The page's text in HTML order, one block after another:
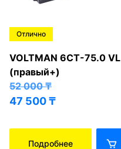
Отлично
VOLTMAN 6CT-75.0 VL
(правый+)
52 000₸
47 500₸
Подробнее